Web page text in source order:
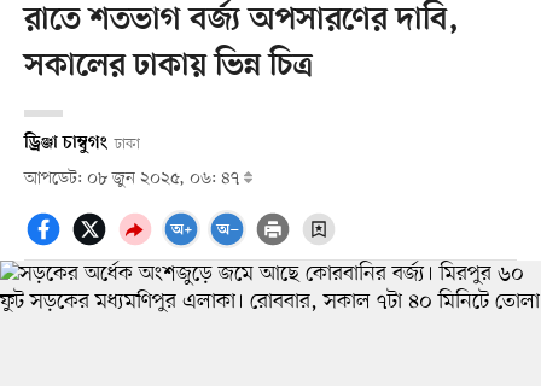
রাতে শতভাগ বর্জ্য অপসারণের দাবি,
সকালের ঢাকায় ভিন্ন চিত্র
ড্রিঞ্জা চাম্বুগং ঢাকা
আপডেট: ০৮ জুন ২০২৫, ০৬: ৪৭